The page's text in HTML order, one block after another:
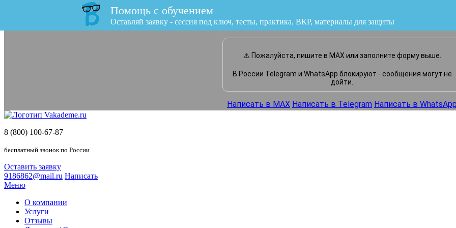
Помощь с обучением
Оставляй заявку - сессия под ключ, тесты, практика, ВКР
или напишите нам прямо сейчас
⚠️ Пожалуйста, пишите в MAX или заполните форму выше.
В России Telegram и WhatsApp блокируют - сообщения могут не
дойти.
Написать в MAX Написать в Telegram Написать в
8 (800) 100-67-87
бесплатный звонок по России
Оставить заявку
9186862@mail.ru Написать
Меню
О компании
Услуги
Отзывы